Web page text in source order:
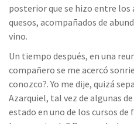
posterior que se hizo entre los
quesos, acompañados de
vino.
Un tiempo después, en una
compañero se me acercó
conozco?. Yo me dije, quizá
Azarquiel, tal vez de algunas
estado en uno de los cursos de